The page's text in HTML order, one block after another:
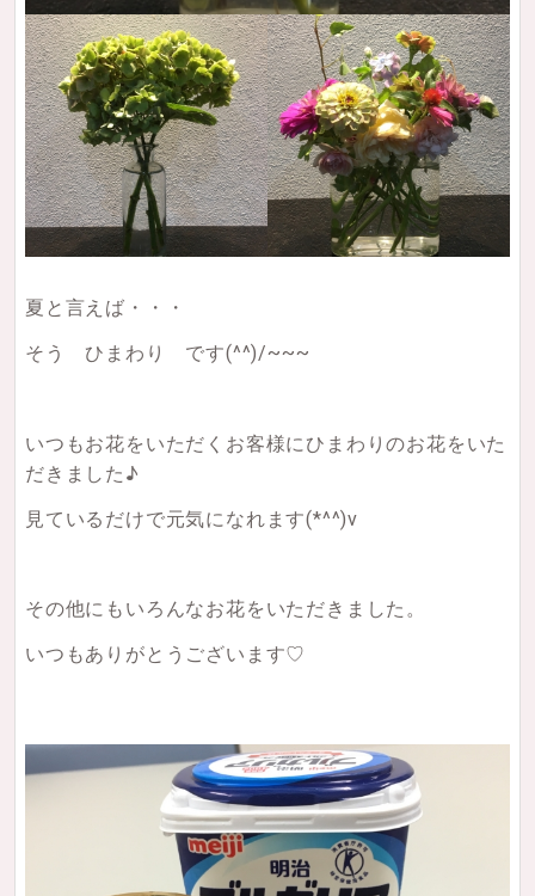
夏と言えば・・・
そう ひまわり です(^^)/~~~
いつもお花をいただくお客様にひまわりのお花をいた
だきました♪
見ているだけで元気になれます(*^^)v
その他にもいろんなお花をいただきました。
いつもありがとうございます♡